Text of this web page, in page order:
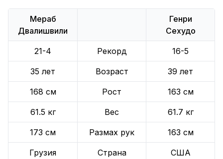
Мераб
Двалишвили
Генри
Сехудо
21-4 Рекорд 16-5
35 лет Возраст 39 лет
168 см Рост 163 см
61.5 кг Вес 61.7 кг
173 см Размах рук 163 см
Грузия Страна США